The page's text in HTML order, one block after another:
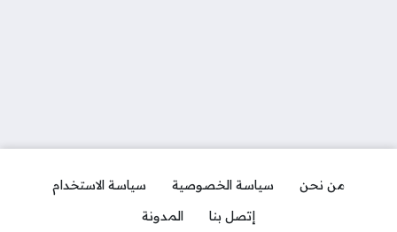
من نحن سياسة الخصوصية
سياسة الاستخدام
إتصل بنا
المدونة